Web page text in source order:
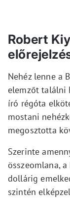
Robert
Nehéz lenne a
elemzőt találni
író régóta
mostani
megosztotta
Szerinte
összeomlana,
dollárig
szintén